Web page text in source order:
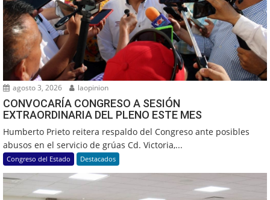
agosto 3, 2026 laopinion
CONVOCARÍA CONGRESO A SESIÓN
EXTRAORDINARIA DEL PLENO ESTE MES
Humberto Prieto reitera respaldo del Congreso ante posibles
abusos en el servicio de grúas Cd. Victoria,...
Congreso del Estado Destacados